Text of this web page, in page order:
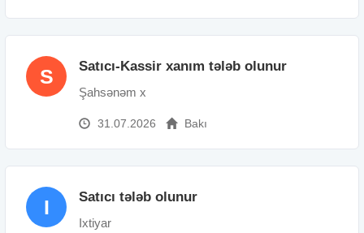
S Satıcı-Kassir xanım tələb olunur
Şahsənəm x
31.07.2026 Bakı
I Satıcı tələb olunur
Ixtiyar